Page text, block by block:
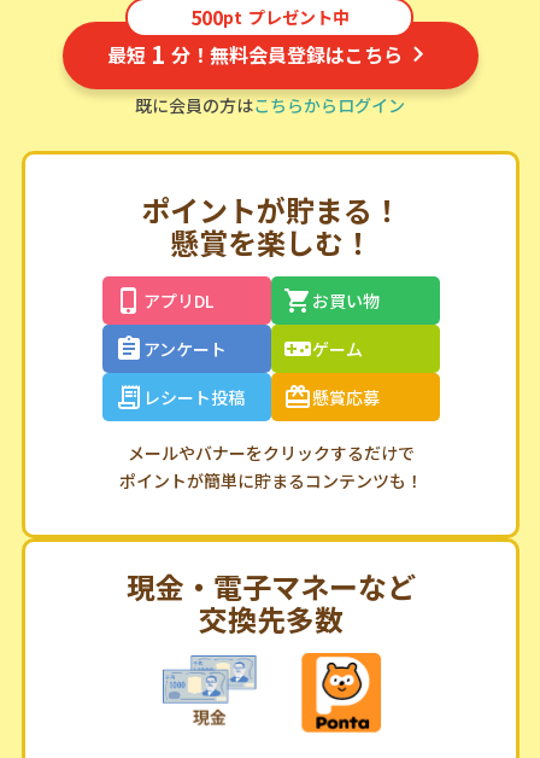
500pt プレゼント中
最短 1 分！無料会員登録はこちら
既に会員の方はこちらからログイン
ポイントが貯まる！
懸賞を楽しむ！
アプリDL
お買い物
アンケート
ゲーム
レシート投稿
懸賞応募
メールやバナーをクリックするだけで
ポイントが簡単に貯まるコンテンツも！
現金・電子マネーなど
交換先多数